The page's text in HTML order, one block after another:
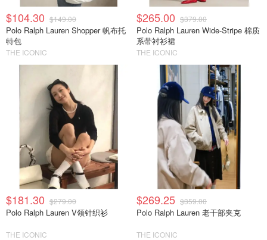
$104.30 $149.00
Polo Ralph Lauren Shopper 帆布托
特包
THE ICONIC
$265.00 $379.00
Polo Ralph Lauren Wide-Stripe 棉质
系带衬衫裙
THE ICONIC
$181.30 $279.00
Polo Ralph Lauren V领针织衫
THE ICONIC
$269.25 $359.00
Polo Ralph Lauren 老干部夹克
THE ICONIC